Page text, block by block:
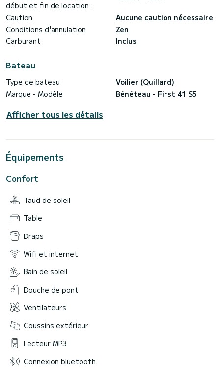
début et fin de location :
Caution
Aucune caution nécessaire
Conditions d'annulation
Zen
Carburant
Inclus
Bateau
Type de bateau
Voilier (Quillard)
Marque - Modèle
Bénéteau - First 41 S5
Afficher tous les détails
Équipements
Confort
Taud de soleil
Table
Draps
Wifi et internet
Bain de soleil
Douche de pont
Ventilateurs
Coussins extérieur
Lecteur MP3
Connexion bluetooth